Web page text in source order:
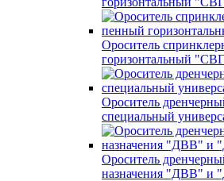
Ороситель
горизонтальный
Ороситель
специальный
Ороситель
назначения "ДВВ" и